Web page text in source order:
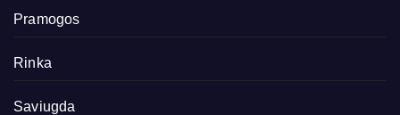
Pramogos
Rinka
Saviugda